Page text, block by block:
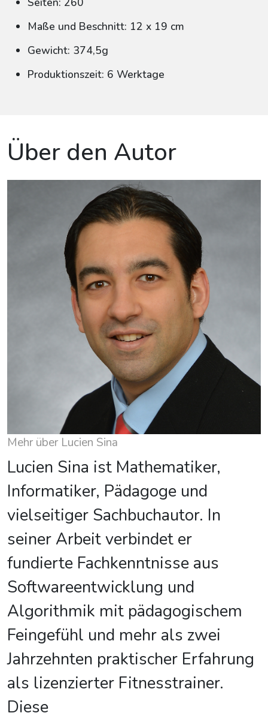
Maße und Beschnitt: 12 x 19 cm
Gewicht: 374,5g
Produktionszeit: 6 Werktage
Über den Autor
Mehr über Lucien Sina
Lucien Sina ist Mathematiker,
Informatiker, Pädagoge und
vielseitiger Sachbuchautor. In
seiner Arbeit verbindet er
fundierte Fachkenntnisse aus
Softwareentwicklung und
Algorithmik mit pädagogischem
Feingefühl und mehr als zwei
Jahrzehnten praktischer Erfahrung
als lizenzierter Fitnesstrainer.
Diese